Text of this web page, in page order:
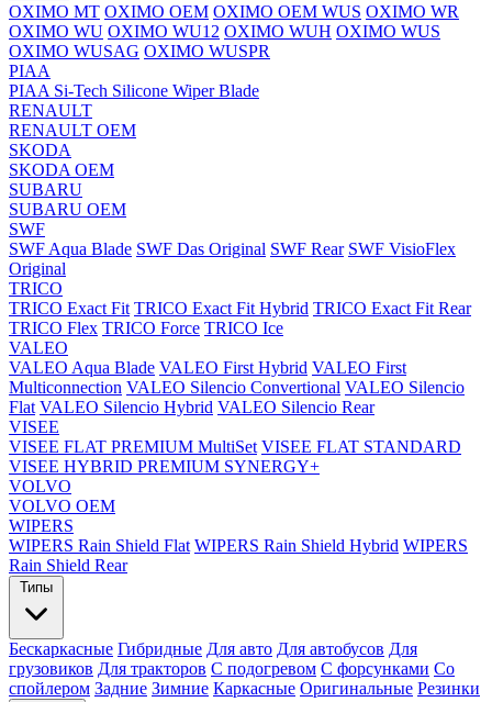
OXIMO MT OXIMO OEM OXIMO OEM WUS OXIMO WR
OXIMO WU OXIMO WU12 OXIMO WUH OXIMO WUS
OXIMO WUSAG OXIMO WUSPR
PIAA
PIAA Si-Tech Silicone Wiper Blade
RENAULT
RENAULT OEM
SKODA
SKODA OEM
SUBARU
SUBARU OEM
SWF
SWF Aqua Blade SWF Das Original SWF Rear SWF VisioFlex
Original
TRICO
TRICO Exact Fit TRICO Exact Fit Hybrid TRICO Exact Fit Rear
TRICO Flex TRICO Force TRICO Ice
VALEO
VALEO Aqua Blade VALEO First Hybrid VALEO First
Multiconnection VALEO Silencio Convertional VALEO Silencio
Flat VALEO Silencio Hybrid VALEO Silencio Rear
VISEE
VISEE FLAT PREMIUM MultiSet VISEE FLAT STANDARD
VISEE HYBRID PREMIUM SYNERGY+
VOLVO
VOLVO OEM
WIPERS
WIPERS Rain Shield Flat WIPERS Rain Shield Hybrid WIPERS
Rain Shield Rear
Типы
Бескаркасные Гибридные Для авто Для автобусов Для
грузовиков Для тракторов С подогревом С форсунками Со
спойлером Задние Зимние Каркасные Оригинальные Резинки